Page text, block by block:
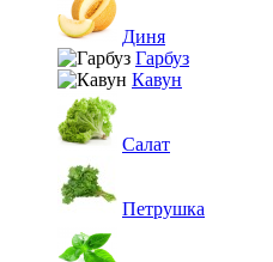
Диня
Гарбуз
Кавун
Салат
Петрушка